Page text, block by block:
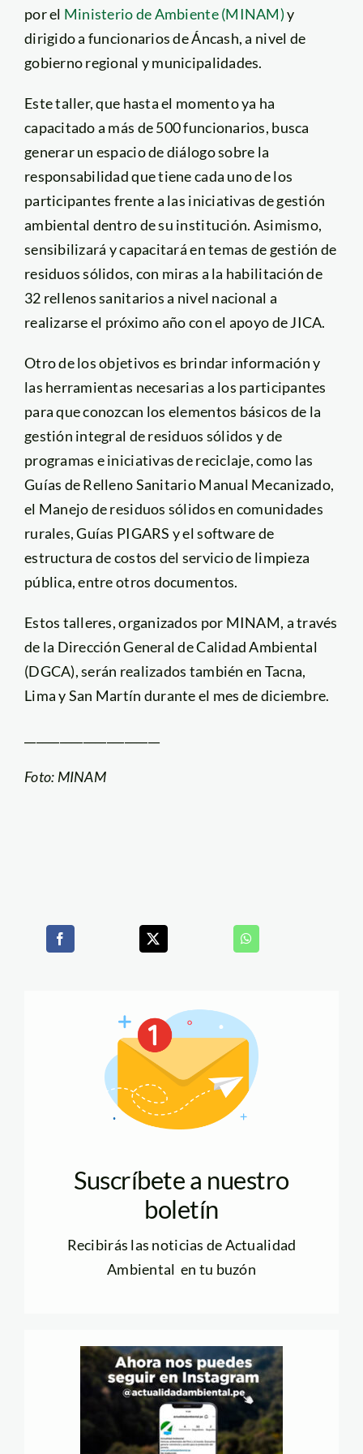
por el Ministerio de Ambiente (MINAM)y
dirigido a funcionarios de Áncash, a nivel de
gobierno regional y municipalidades.
Este taller, que hasta el momento ya ha
capacitado a más de 500 funcionarios, busca
generar un espacio de diálogo sobre la
responsabilidad que tiene cada uno de los
participantes frente a las iniciativas de gestión
ambiental dentro de su institución. Asimismo,
sensibilizará y capacitará en temas de gestión de
residuos sólidos, con miras a la habilitación de
32 rellenos sanitarios a nivel nacional a
realizarse el próximo año con el apoyo de JICA.
Otro de los objetivos es brindar información y
las herramientas necesarias a los participantes
para que conozcan los elementos básicos de la
gestión integral de residuos sólidos y de
programas e iniciativas de reciclaje, como las
Guías de Relleno Sanitario Manual Mecanizado,
el Manejo de residuos sólidos en comunidades
rurales, Guías PIGARS y el software de
estructura de costos del servicio de limpieza
pública, entre otros documentos.
Estos talleres, organizados por MINAM, a través
de la Dirección General de Calidad Ambiental
(DGCA), serán realizados también en Tacna,
Lima y San Martín durante el mes de diciembre.
Foto: MINAM
Suscríbete a nuestro
boletín
Recibirás las noticias de Actualidad
Ambiental en tu buzón